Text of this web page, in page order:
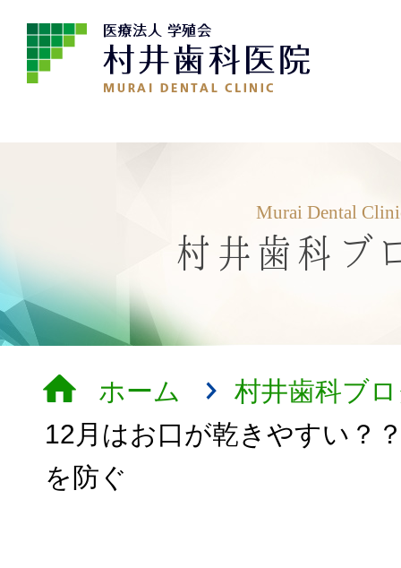
Murai Dental
村井歯科ブ
ホーム
村井歯科ブ
12月はお口が乾きやすい？
を防ぐ